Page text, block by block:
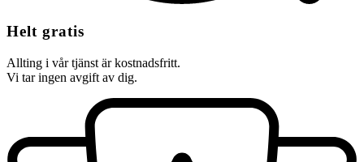
Helt gratis
Allting i vår tjänst är kostnadsfritt.
Vi tar ingen avgift av dig.